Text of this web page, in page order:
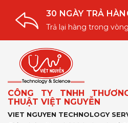
30 NGÀY TRẢ
Trả lại hàng trong
CÔNG TY TNHH
THUẬT VIỆT NGUYỄN
VIET NGUYEN TECHNOLOGY